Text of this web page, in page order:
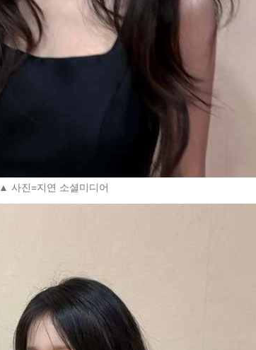
▲ 사진=지연 소셜미디어